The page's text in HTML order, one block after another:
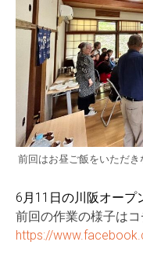
前回はお昼ご飯をいただき
6月11日の川阪オープ
前回の作業の様子はコ
https://